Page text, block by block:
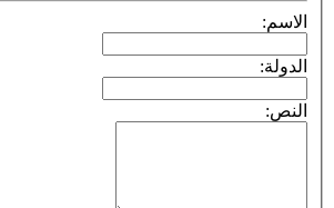
الاسم:
الدولة:
النص: